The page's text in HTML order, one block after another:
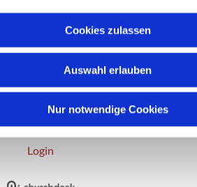
Cookies zulassen
Auswahl erlauben
Nur notwendige Cookies
ChurchDesk-
Login